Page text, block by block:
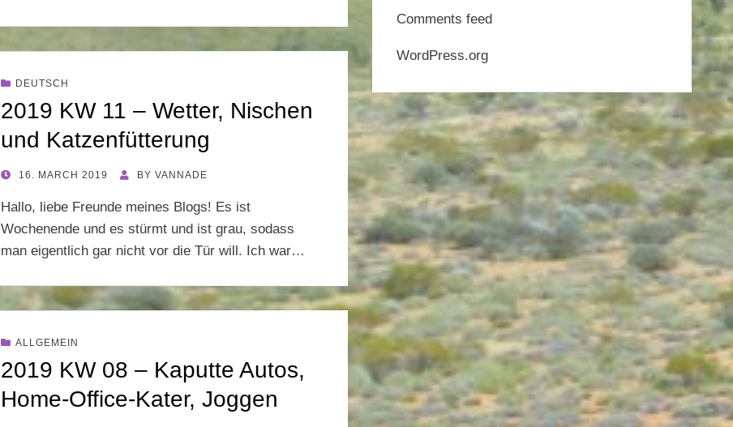
DEUTSCH
2019 KW 11 – Wetter, Nischen
und Katzenfütterung
POSTED
16. MARCH 2019 BY VANNADE
Hallo, liebe Freunde meines Blogs! Es ist
Wochenende und es stürmt und ist grau, sodass
man eigentlich gar nicht vor die Tür will. Ich war…
ALLGEMEIN
2019 KW 08 – Kaputte Autos,
Home-Office-Kater, Joggen
Comments feed
WordPress.org